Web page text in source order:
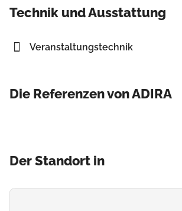
Technik und Ausstattung
Veranstaltungstechnik
Die Referenzen von ADIRA
Der Standort in